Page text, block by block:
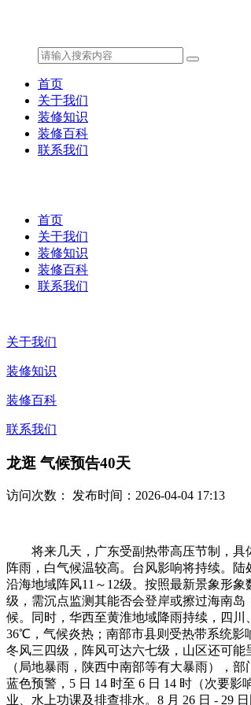
首页
关于我们
装修知识
装修百科
联系我们
首页
关于我们
装修知识
装修百科
联系我们
关于我们
装修知识
装修百科
联系我们
龙逛 气候预告40天
访问次数： 发布时间：2026-04-04 17:13
将来几天，广东受副热带高压节制，具体
阵雨，白气候温较高。台风影响将持续。
沿海地域阵风11～12级。按照最新景象形
级，需沉点监测其能否会登岸或擦过海南
候。同时，华西至黄淮地域降雨持续，四
36℃，气候炎热；南部市县则受热带系统影
冬风三四级，阵风可达六七级，山区还可
（局地暴雨，陕西中南部等有大暴雨），
蓝色预警，5 日 14 时至 6 日 14 时（次要
业、水上功课及排查排水。8 月 26 日 - 29